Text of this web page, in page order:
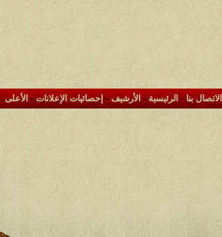
الاتصال بنا- الرئيسية-الأرشيف- إحصائيات الإعلانات- الأعلى